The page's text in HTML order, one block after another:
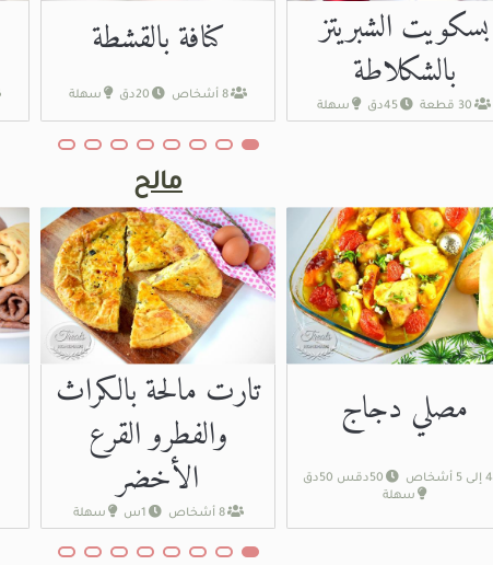
بسكويت الشبريتز
بالشكلاطة
30 قطعة 45دق سهلة
كنافة بالقشطة
8 أشخاص 20دق سهلة
مالح
مصلي دجاج
4 إلى 5 أشخاص
50دقس 50دق
سهلة
تارت مالحة بالكراث
والفطرو القرع
الأخضر
8 أشخاص 1س سهلة